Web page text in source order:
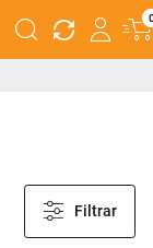
Filtrar